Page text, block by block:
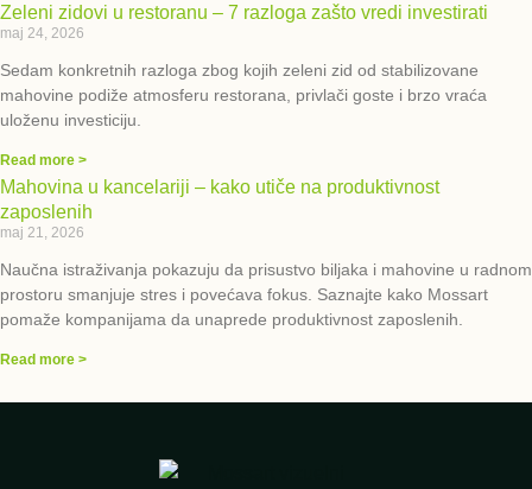
Zeleni zidovi u restoranu – 7 razloga zašto vredi investirati
maj 24, 2026
Sedam konkretnih razloga zbog kojih zeleni zid od stabilizovane
mahovine podiže atmosferu restorana, privlači goste i brzo vraća
uloženu investiciju.
Read more >
Mahovina u kancelariji – kako utiče na produktivnost
zaposlenih
maj 21, 2026
Naučna istraživanja pokazuju da prisustvo biljaka i mahovine u radnom
prostoru smanjuje stres i povećava fokus. Saznajte kako Mossart
pomaže kompanijama da unaprede produktivnost zaposlenih.
Read more >